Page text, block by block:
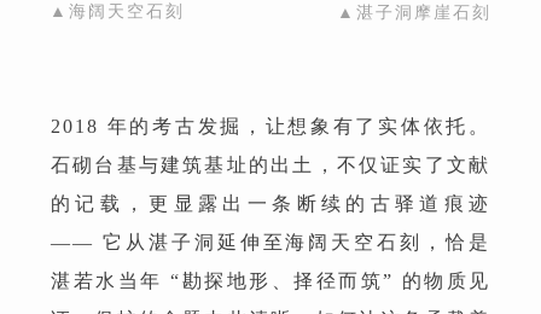
▲海阔天空石刻 ▲湛子洞摩崖石刻
2018 年的考古发掘，让想象有了实体依托。
石砌台基与建筑基址的出土，不仅证实了文献
的记载，更显露出一条断续的古驿道痕迹
—— 它从湛子洞延伸至海阔天空石刻，恰是
湛若水当年 “勘探地形、择径而筑” 的物质见